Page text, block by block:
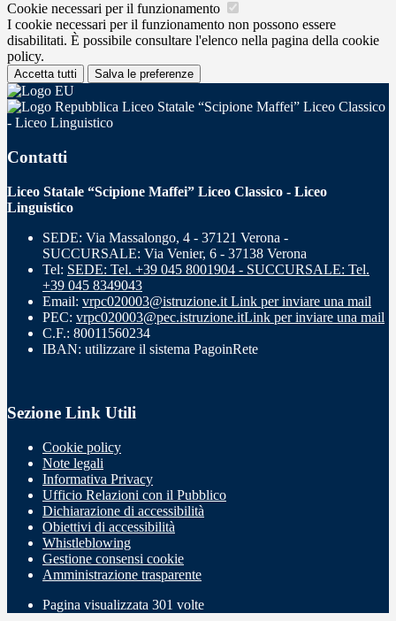
Cookie necessari per il funzionamento
I cookie necessari per il funzionamento non possono essere
disabilitati. È possibile consultare l'elenco nella pagina della cookie
policy.
Accetta tutti Salva le preferenze
Liceo Statale “Scipione Maffei” Liceo Classico
- Liceo Linguistico
Contatti
Liceo Statale “Scipione Maffei” Liceo Classico - Liceo
Linguistico
SEDE: Via Massalongo, 4 - 37121 Verona -
SUCCURSALE: Via Venier, 6 - 37138 Verona
Tel: SEDE: Tel. +39 045 8001904 - SUCCURSALE: Tel.
+39 045 8349043
Email: vrpc020003@istruzione.it Link per inviare una mail
PEC: vrpc020003@pec.istruzione.itLink per inviare una mail
C.F.: 80011560234
IBAN: utilizzare il sistema PagoinRete
Sezione Link Utili
Cookie policy
Note legali
Informativa Privacy
Ufficio Relazioni con il Pubblico
Dichiarazione di accessibilità
Obiettivi di accessibilità
Whistleblowing
Gestione consensi cookie
Amministrazione trasparente
Pagina visualizzata 301 volte